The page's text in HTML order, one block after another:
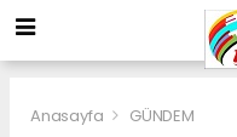
Anasayfa GÜNDEM